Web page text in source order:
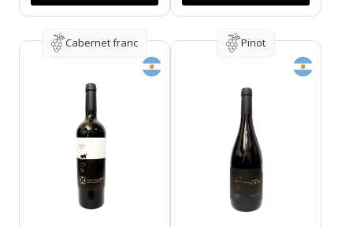
Cabernet franc Pinot